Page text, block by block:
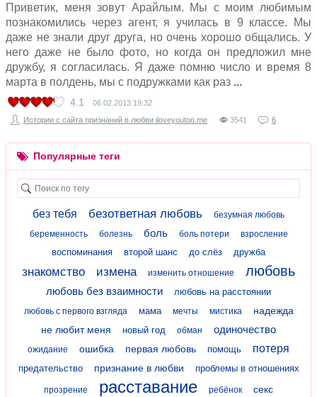
Приветик, меня зовут Арайлым. Мы с моим любимым
познакомились через агент, я училась в 9 классе. Мы
даже не знали друг друга, но очень хорошо общались. У
него даже не было фото, но когда он предложил мне
дружбу, я согласилась. Я даже помню число и время 8
марта в полдень, мы с подружками как раз
4.1 06.02.2013 19:32
Истории с сайта признаний в любви iloveyoutoo.me
3541 6
Популярные теги
без тебя безответная любовь
безумная любовь
беременность
болезнь боль боль потери взросление
воспоминания второй шанс до слёз дружба
знакомство измена изменить отношение любовь
любовь без взаимности любовь на расстоянии
любовь с первого взгляда мама мечты мистика
надежда
не любит меня
новый год обман одиночество
ожидание ошибка первая любовь помощь потеря
предательство признание в любви проблемы в отношениях
прозрение расставание ребёнок секс